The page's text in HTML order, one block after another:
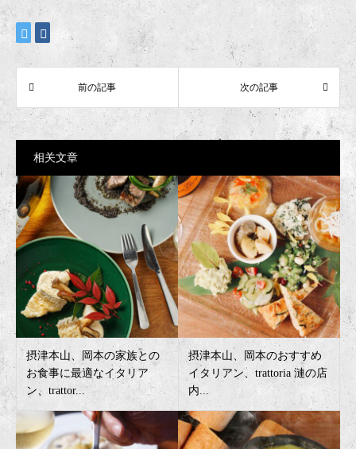
相关文章
摂津本山、岡本の家族との
お食事に最適なイタリア
ン、trattor...
摂津本山、岡本のおすすめ
イタリアン、trattoria 漣の店
内...